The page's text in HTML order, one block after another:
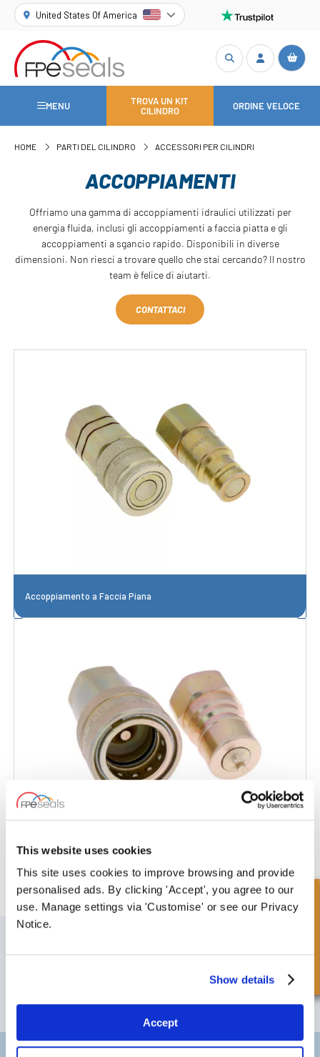
This website uses cookies
This site uses cookies to improve browsing and provide
personalised ads. By clicking 'Accept', you agree to our
use. Manage settings via 'Customise' or see our Privacy
Notice.
Show details
Accept
United States Of America
MENU
TROVA UN KIT
CILINDRO
ORDINE VELOCE
HOME PARTI DEL CILINDRO ACCESSORI PER CILINDRI
ACCOPPIAMENTI
Offriamo una gamma di accoppiamenti idraulici utilizzati per
energia fluida, inclusi gli accoppiamenti a faccia piatta e gli
accoppiamenti a sgancio rapido. Disponibili in diverse
dimensioni. Non riesci a trovare quello che stai cercando? Il nostro
team è felice di aiutarti.
CONTATTACI
Accoppiamento a Faccia Piana
Non dimenticare di iscriverti alla nostra newsletter per ricevere dettagli
SUBSCRIBE
Richiesta Veloce